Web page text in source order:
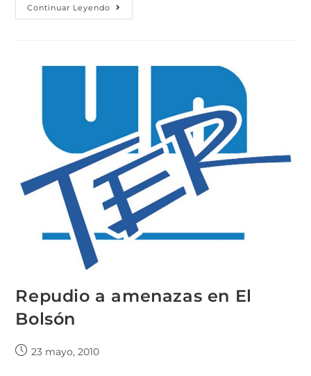
Continuar Leyendo
Repudio a amenazas en El
Bolsón
23 mayo, 2010